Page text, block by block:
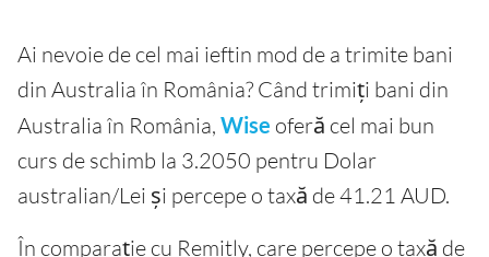
Ai nevoie de cel mai ieftin mod de a trimite bani
din Australia în România? Când trimiți bani din
Australia în România, Wise oferă cel mai bun
curs de schimb la 3.2050 pentru Dolar
australian/Lei și percepe o taxă de 41.21 AUD.
În comparație cu Remitly, care percepe o taxă de